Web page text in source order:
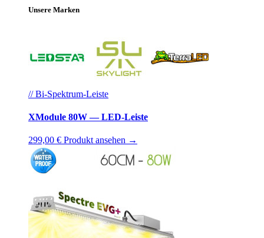
Unsere Marken
// Bi-Spektrum-Leiste
XModule 80W — LED-Leiste
299,00 € Produkt ansehen →